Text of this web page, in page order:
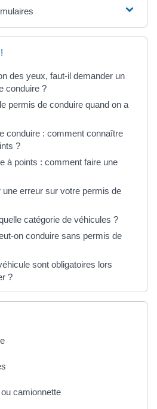
des yeux, faut-il demander un
conduire ?
permis de conduire quand on a
conduire : comment connaître
?
à points : comment faire une
erreur sur votre permis de
catégorie de véhicules ?
on conduire sans permis de
sont obligatoires lors
?
camionnette